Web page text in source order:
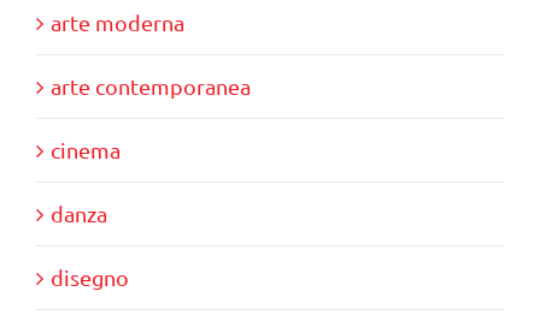
arte moderna
arte contemporanea
cinema
danza
disegno